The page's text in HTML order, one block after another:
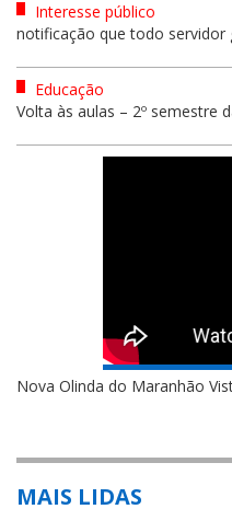
Interesse público
notificação que todo servidor
Educação
Volta às aulas – 2º semestre
Nova Olinda do Maranhão
MAIS LIDAS